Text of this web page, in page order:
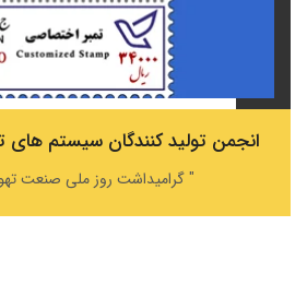
انجمن تولید کنندگان سیستم های
" گرامیداشت روز ملی صنعت